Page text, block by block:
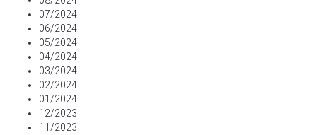
07/2024
06/2024
05/2024
04/2024
03/2024
02/2024
01/2024
12/2023
11/2023